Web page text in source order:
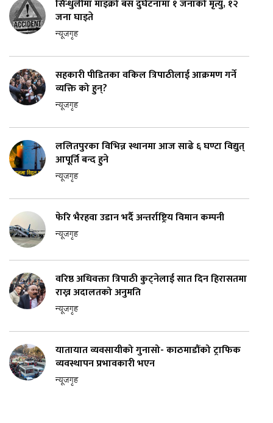
सिन्धुलीमा माइक्रो बस दुर्घटनामा १ जनाको मृत्यु, १२
जना घाइते
न्यूजगृह
सहकारी पीडितका वकिल त्रिपाठीलाई आक्रमण गर्ने
व्यक्ति को हुन्?
न्यूजगृह
ललितपुरका विभिन्न स्थानमा आज साढे ६ घण्टा विद्युत्
आपूर्ति बन्द हुने
न्यूजगृह
फेरि भैरहवा उडान भर्दै अन्तर्राष्ट्रिय विमान कम्पनी
न्यूजगृह
वरिष्ठ अधिवक्ता त्रिपाठी कुट्नेलाई सात दिन हिरासतमा
राख्न अदालतको अनुमति
न्यूजगृह
यातायात व्यवसायीको गुनासो- काठमाडौंको ट्राफिक
व्यवस्थापन प्रभावकारी भएन
न्यूजगृह